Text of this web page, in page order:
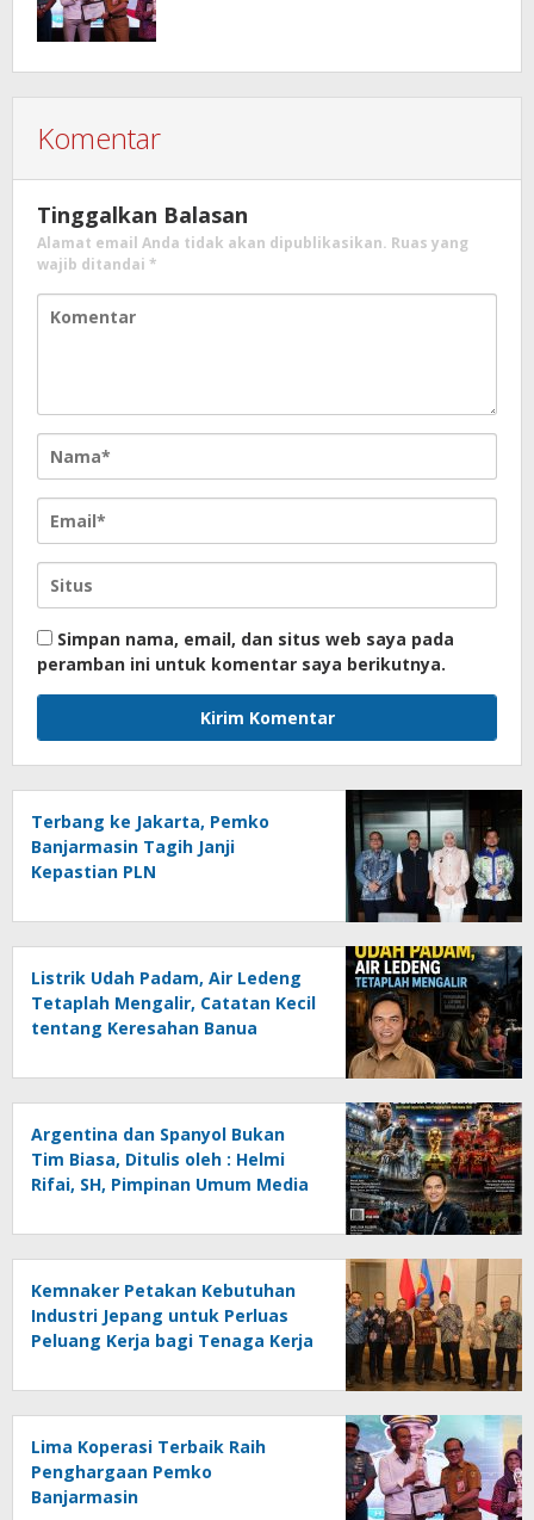
Komentar
Tinggalkan Balasan
Alamat email Anda tidak akan dipublikasikan. Ruas yang
wajib ditandai *
Simpan nama, email, dan situs web saya pada
peramban ini untuk komentar saya berikutnya.
Terbang ke Jakarta, Pemko
Banjarmasin Tagih Janji
Kepastian PLN
Listrik Udah Padam, Air Ledeng
Tetaplah Mengalir, Catatan Kecil
tentang Keresahan Banua
Ancaman Lingkungan, Oleh :
Helmi Rifai, SH
Argentina dan Spanyol Bukan
Tim Biasa, Ditulis oleh : Helmi
Rifai, SH, Pimpinan Umum Media
Kemnaker Petakan Kebutuhan
Industri Jepang untuk Perluas
Peluang Kerja bagi Tenaga Kerja
Lima Koperasi Terbaik Raih
Penghargaan Pemko
Banjarmasin